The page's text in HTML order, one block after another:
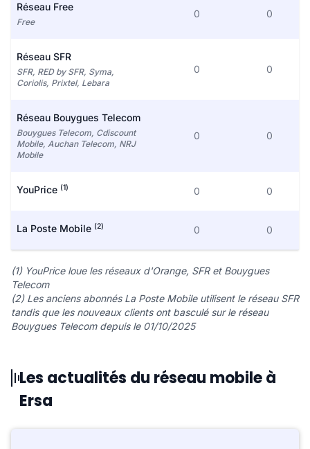
Réseau Free
Free
0 0
Réseau SFR
SFR, RED by SFR, Syma,
Coriolis, Prixtel, Lebara
0 0
Réseau Bouygues Telecom
Bouygues Telecom, Cdiscount
Mobile, Auchan Telecom, NRJ
Mobile
0 0
YouPrice (1) 0 0
La Poste Mobile (2) 0 0
(1) YouPrice loue les réseaux d'Orange, SFR et Bouygues
Telecom
(2) Les anciens abonnés La Poste Mobile utilisent le réseau SFR
tandis que les nouveaux clients ont basculé sur le réseau
Bouygues Telecom depuis le 01/10/2025
Les actualités du réseau mobile à
Ersa